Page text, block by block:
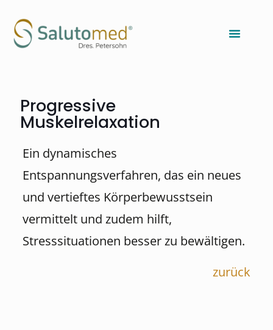
Progressive
Muskelrelaxation
Ein dynamisches
Entspannungsverfahren, das ein neues
und vertieftes Körperbewusstsein
vermittelt und zudem hilft,
Stresssituationen besser zu bewältigen.
zurück